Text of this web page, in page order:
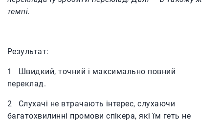
темпі.
Результат:
1 Швидкий, точний і максимально повний
переклад.
2 Слухачі не втрачають інтерес, слухаючи
багатохвилинні промови спікера, які їм геть не